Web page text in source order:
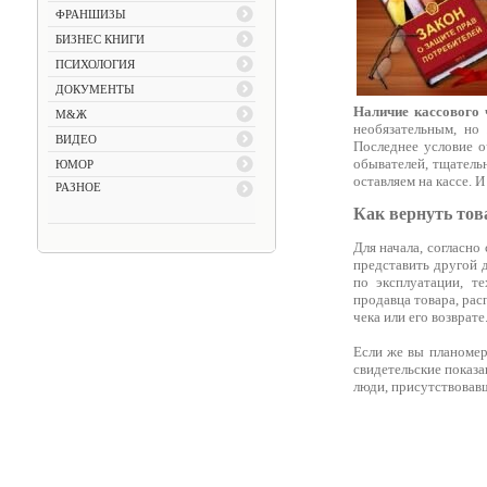
ФРАНШИЗЫ
БИЗНЕС КНИГИ
ПСИХОЛОГИЯ
ДОКУМЕНТЫ
М&Ж
ВИДЕО
ЮМОР
РАЗНОЕ
Наличие кассового
необязательным,
Последнее условие
обывателей,
оставляем на кассе.
Как вернуть
Для начала,
представить
по эксплуатации,
продавца товара,
чека или его возврате.
Если же вы
свидетельские
люди,